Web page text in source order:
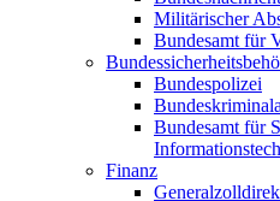
Militärischer
Bundesamt für
Bundespolizei
Bundesamt für
Finanz